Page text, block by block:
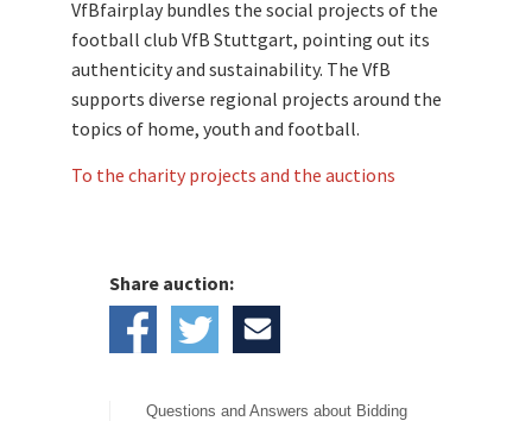
VfBfairplay bundles the social projects of the
football club VfB Stuttgart, pointing out its
authenticity and sustainability. The VfB
supports diverse regional projects around the
topics of home, youth and football.
To the charity projects and the auctions
Share auction:
Questions and Answers about Bidding